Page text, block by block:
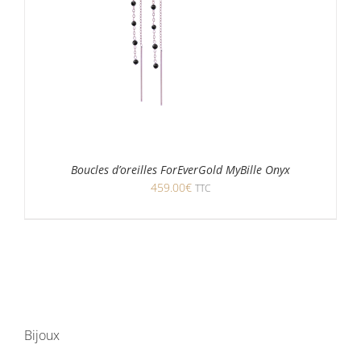
Boucles d’oreilles ForEverGold MyBille Onyx
459.00€ TTC
Bijoux